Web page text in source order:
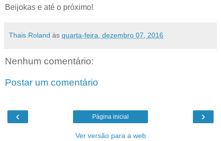
Beijokas e até o próximo!
Thais Roland às quarta-feira, dezembro 07, 2016
Nenhum comentário:
Postar um comentário
‹ ›
Página inicial
Ver versão para a web